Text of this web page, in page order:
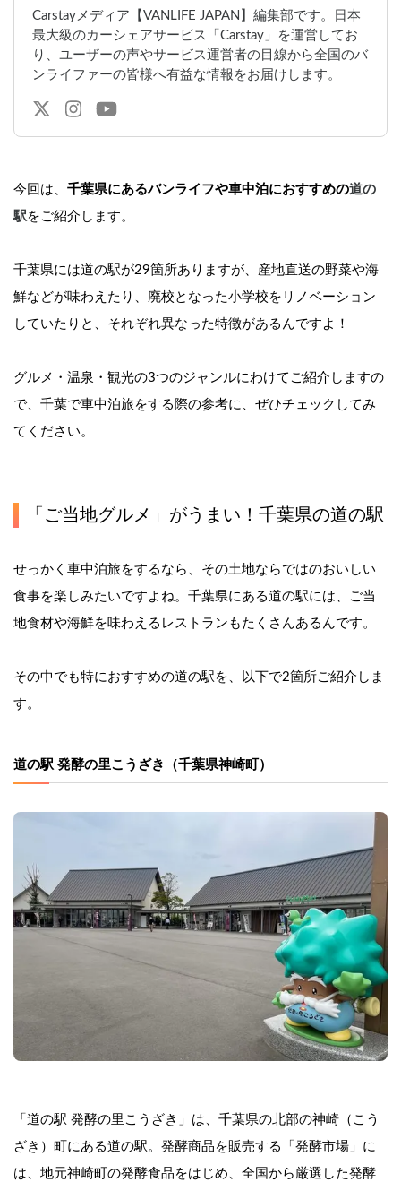
Carstayメディア【VANLIFE JAPAN】編集部です。日本
最大級のカーシェアサービス「Carstay」を運営してお
り、ユーザーの声やサービス運営者の目線から全国のバ
ンライファーの皆様へ有益な情報をお届けします。
今回は、 千葉県にあるバンライフや車中泊におすすめの道の
駅 をご紹介します。
千葉県には道の駅が29箇所ありますが、産地直送の野菜や海
鮮などが味わえたり、廃校となった小学校をリノベーション
していたりと、それぞれ異なった特徴があるんですよ！
グルメ・温泉・観光の3つのジャンルにわけてご紹介しますの
で、千葉で車中泊旅をする際の参考に、ぜひチェックしてみ
てください。
「ご当地グルメ」がうまい！千葉県の道の駅
せっかく車中泊旅をするなら、その土地ならではのおいしい
食事を楽しみたいですよね。千葉県にある道の駅には、ご当
地食材や海鮮を味わえるレストランもたくさんあるんです。
その中でも特におすすめの道の駅を、以下で2箇所ご紹介しま
す。
道の駅 発酵の里こうざき（千葉県神崎町）
「道の駅 発酵の里こうざき」は、千葉県の北部の神崎（こう
ざき）町にある道の駅。発酵商品を販売する「発酵市場」に
は、地元神崎町の発酵食品をはじめ、全国から厳選した発酵